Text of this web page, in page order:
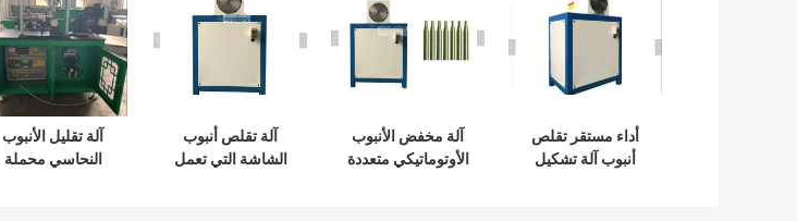
أداء مستقر تقلص
أنبوب آلة تشكيل
آلة مخفض الأنبوب
الأوتوماتيكي متعددة
آلة تقلص أنبوب
الشاشة التي تعمل
آلة تقليل الأنبوب
النحاسي محملة